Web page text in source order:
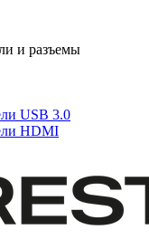
и разъемы
USB 3.0
HDMI